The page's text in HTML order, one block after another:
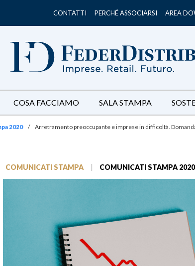
CONTATTI PERCHÉ ASSOCIARSI AREA
COSA FACCIAMO SALA STAMPA
2020 / Arretramento preoccupante e imprese in difficoltà.
COMUNICATI STAMPA COMUNICATI STAMPA 2020